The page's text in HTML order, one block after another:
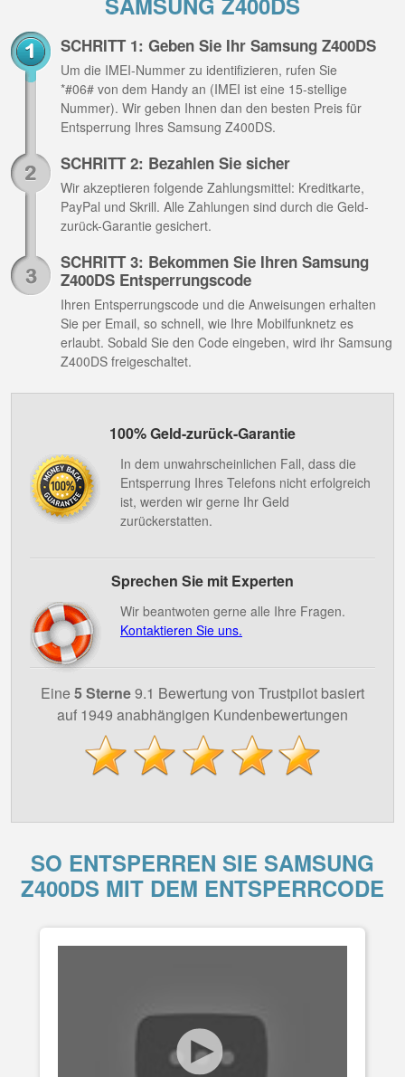
SCHRITT 1: Geben Sie Ihr Samsung Z400DS
Um die IMEI-Nummer zu identifizieren, rufen Sie
*#06# von dem Handy an (IMEI ist eine 15-stellige
Nummer). Wir geben Ihnen dan den besten Preis für
Entsperrung Ihres Samsung Z400DS.
SCHRITT 2: Bezahlen Sie sicher
Wir akzeptieren folgende Zahlungsmittel: Kreditkarte,
PayPal und Skrill. Alle Zahlungen sind durch die Geld-
zurück-Garantie gesichert.
SCHRITT 3: Bekommen Sie Ihren Samsung
Z400DS Entsperrungscode
Ihren Entsperrungscode und die Anweisungen erhalten
Sie per Email, so schnell, wie Ihre Mobilfunknetz es
erlaubt. Sobald Sie den Code eingeben, wird ihr Samsung
Z400DS freigeschaltet.
100% Geld-zurück-Garantie
In dem unwahrscheinlichen Fall, dass die
Entsperrung Ihres Telefons nicht erfolgreich
ist, werden wir gerne Ihr Geld
zurückerstatten.
Sprechen Sie mit Experten
Wir beantwoten gerne alle Ihre Fragen.
Kontaktieren Sie uns.
Eine 5 Sterne9.1 Bewertung von Trustpilot basiert
auf 1949 anabhängigen Kundenbewertungen
SO ENTSPERREN SIE SAMSUNG
Z400DS MIT DEM ENTSPERRCODE